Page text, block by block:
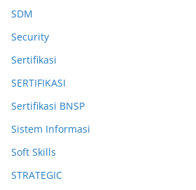
SDM
Security
Sertifikasi
SERTIFIKASI
Sertifikasi BNSP
Sistem Informasi
Soft Skills
STRATEGIC